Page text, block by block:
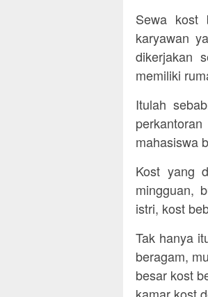
Sewa kost
karyawan
dikerjakan
memiliki
Itulah
mahasiswa
Kost yang
mingguan,
istri, kost
Tak hanya
beragam,
besar kost